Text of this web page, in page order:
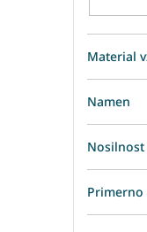
Material
Namen
Primerno